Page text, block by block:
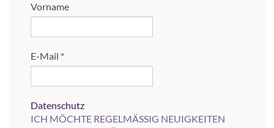
Vorname
E-Mail *
Datenschutz
ICH MÖCHTE REGELMÄSSIG NEUIGKEITEN